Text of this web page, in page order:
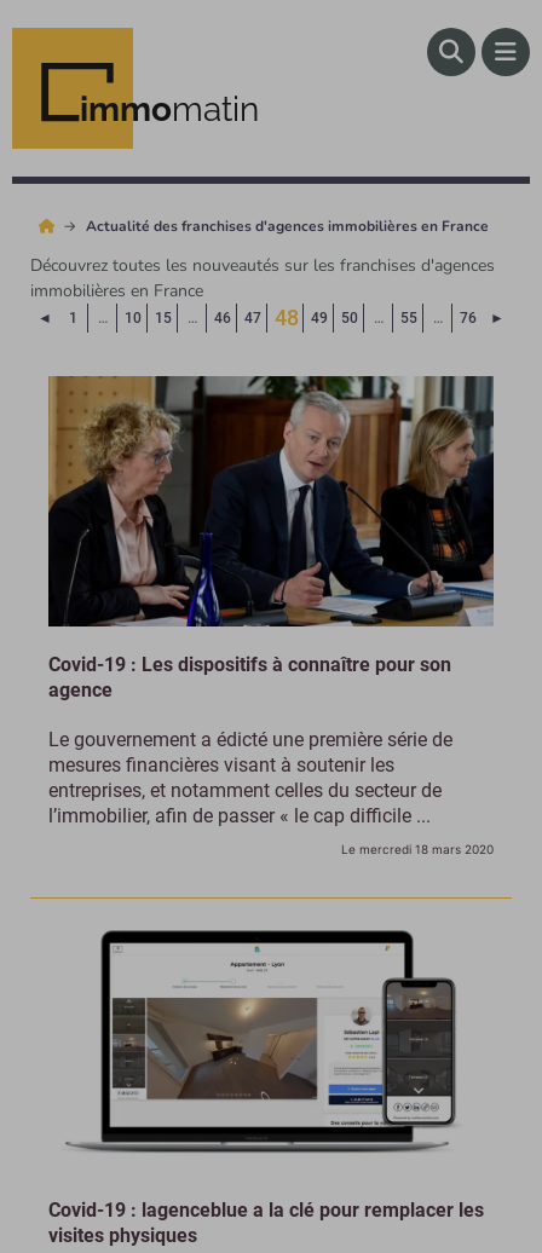
immomatin
Actualité des franchises d'agences immobilières en France
Découvrez toutes les nouveautés sur les franchises d'agences
immobilières en France
◄ Page précédente
1 … 10 15 … 46 47
48
49 50 … 55 … 76 ►
Covid-19 : Les dispositifs à connaître pour son
agence
Le gouvernement a édicté une première série de
mesures financières visant à soutenir les
entreprises, et notamment celles du secteur de
l’immobilier, afin de passer « le cap difficile ...
Le mercredi 18 mars 2020
Covid-19 : lagenceblue a la clé pour remplacer les
visites physiques